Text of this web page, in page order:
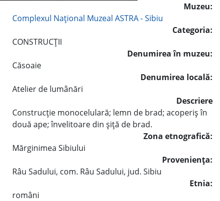
Muzeu:
Complexul Naţional Muzeal ASTRA - Sibiu
Categoria:
CONSTRUCŢII
Denumirea în muzeu:
Căsoaie
Denumirea locală:
Atelier de lumânări
Descriere
Construcţie monocelulară; lemn de brad; acoperiş în
două ape; învelitoare din şiţă de brad.
Zona etnografică:
Mărginimea Sibiului
Provenienţa:
Râu Sadului, com. Râu Sadului, jud. Sibiu
Etnia:
români